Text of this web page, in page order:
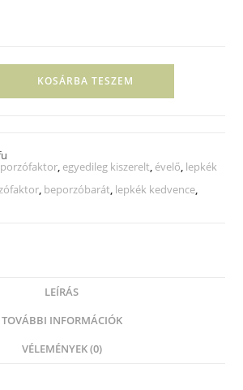
KOSÁRBA TESZEM
, egyedileg kiszerelt, évelő, lepkék
, beporzóbarát, lepkék kedvence,
LEÍRÁS
TOVÁBBI INFORMÁCIÓK
VÉLEMÉNYEK (0)